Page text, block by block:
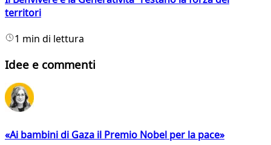
territori
1 min di lettura
Idee e commenti
«Ai bambini di Gaza il Premio Nobel per la pace»